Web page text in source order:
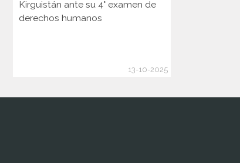
Kirguistán ante su 4° examen de
derechos humanos
13-10-2025